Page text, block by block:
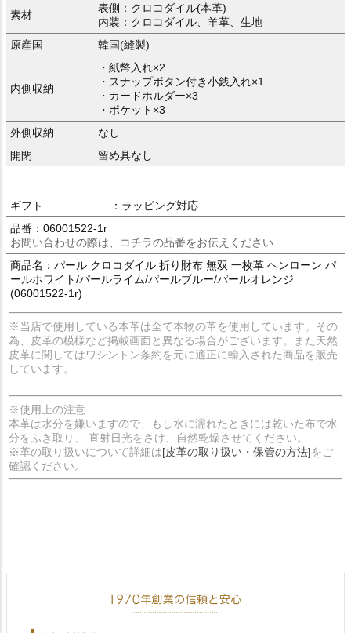
素材
表側：クロコダイル(本革)
内装：クロコダイル、羊革、生地
原産国
韓国(縫製)
内側収納
・紙幣入れ×2
・スナップボタン付き小銭入れ×1
・カードホルダー×3
・ポケット×3
外側収納
なし
開閉
留め具なし
ギフト
：ラッピング対応
品番：06001522-1r
お問い合わせの際は、コチラの品番をお伝えください
商品名：パール クロコダイル 折り財布 無双 一枚革 ヘンローン パ
ールホワイト/パールライム/パールブルー/パールオレンジ
(06001522-1r)
※当店で使用している本革は全て本物の革を使用しています。その
為、皮革の模様など掲載画面と異なる場合がございます。また天然
皮革に関してはワシントン条約を元に適正に輸入された商品を販売
しています。
※使用上の注意
本革は水分を嫌いますので、もし水に濡れたときには乾いた布で水
分をふき取り、 直射日光をさけ、自然乾燥させてください。
※革の取り扱いについて詳細は[皮革の取り扱い・保管の方法]をご
確認ください。